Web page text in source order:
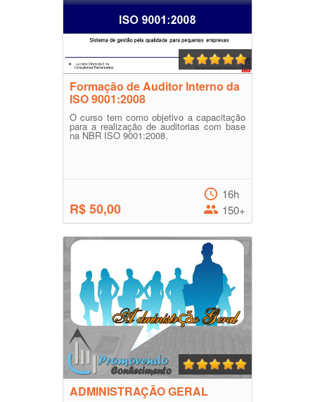
Formação de Auditor Interno da
ISO 9001:2008
O curso tem como objetivo a capacitação
para a realização de auditorias com base
na NBR ISO 9001:2008.
R$ 50,00
16h
150+
ADMINISTRAÇÃO GERAL